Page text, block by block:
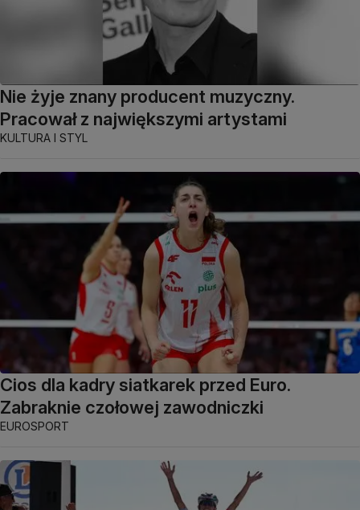
Nie żyje znany producent muzyczny.
Pracował z największymi artystami
KULTURA I STYL
Cios dla kadry siatkarek przed Euro.
Zabraknie czołowej zawodniczki
EUROSPORT